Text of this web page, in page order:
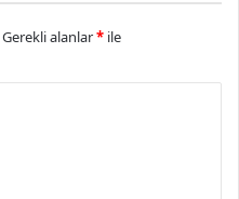
Gerekli alanlar* ile